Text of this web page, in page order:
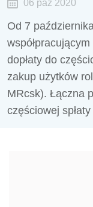
06 paź 2020
Od 7
dopłaty do
zakup użytków
MRcsk). Łączna
częściowej